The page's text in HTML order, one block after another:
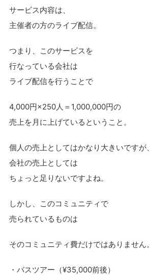
サービス内容は、
主催者の方のライブ配信。
つまり、このサービスを
行なっている会社は
ライブ配信を行うことで
4,000円×250人＝1,000,000円の
売上を月に上げているということ。
個人の売上としてはかなり大きいですが、
会社の売上としては
ちょっと足りないですよね。
しかし、このコミュニティで
売られているものは
そのコミュニティ費だけではありません。
・バスツアー（¥35,000前後）